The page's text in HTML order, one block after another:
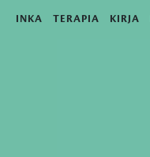
INKA TERAPIA KIRJA